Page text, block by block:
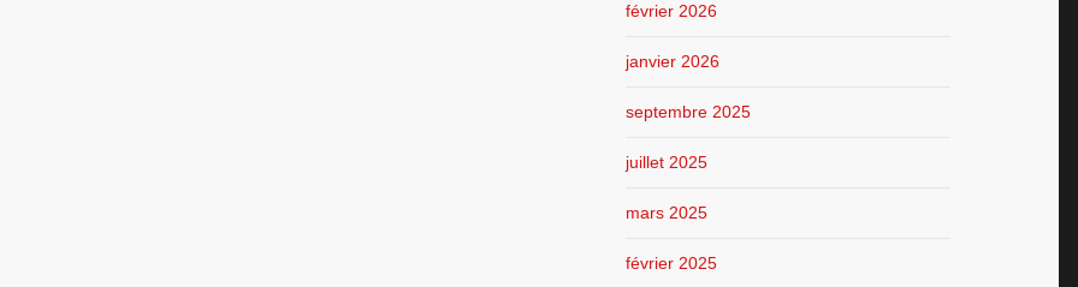
février 2026
janvier 2026
septembre 2025
juillet 2025
mars 2025
février 2025